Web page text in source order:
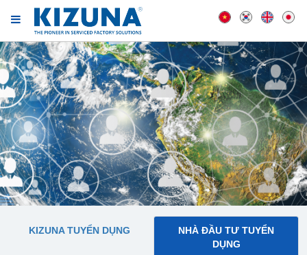
KIZUNA TUYỂN DỤNG
NHÀ ĐẦU TƯ TUYỂN
DỤNG